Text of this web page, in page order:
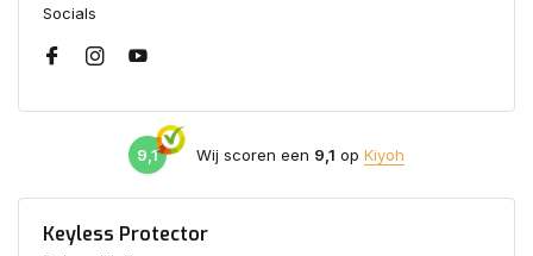
Socials
9,1 Wij scoren een 9,1 op Kiyoh
Keyless Protector